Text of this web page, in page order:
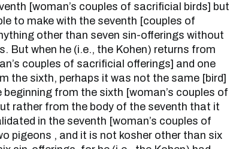
[woman’s couples of sacrificial birds] but
to make with the seventh [couples of
other than seven sin-offerings without
But when he (i.e., the Kohen) returns from
couples of sacrificial offerings] and one
the sixth, perhaps it was not the same [bird]
from the sixth [woman’s couples of
rather from the body of the seventh that it
in the seventh [woman’s couples of
pigeons , and it is not kosher other than six